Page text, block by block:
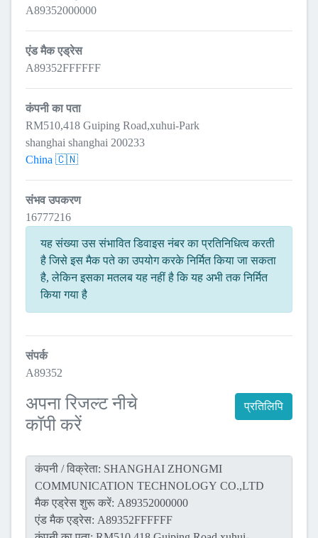
A89352000000
एंड मैक एड्रेस
A89352FFFFFF
कंपनी का पता
RM510,418 Guiping Road,xuhui-Park
shanghai shanghai 200233
China 🇨🇳
संभव उपकरण
16777216
यह संख्या उस संभावित डिवाइस नंबर का प्रतिनिधित्व करती
है जिसे इस मैक पते का उपयोग करके निर्मित किया जा सकता
है, लेकिन इसका मतलब यह नहीं है कि यह अभी तक निर्मित
किया गया है
संपर्क
A89352
अपना रिजल्ट नीचे
कॉपी करें
प्रतिलिपि